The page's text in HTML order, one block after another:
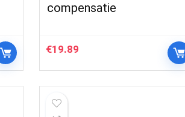
compensatie
€19.89